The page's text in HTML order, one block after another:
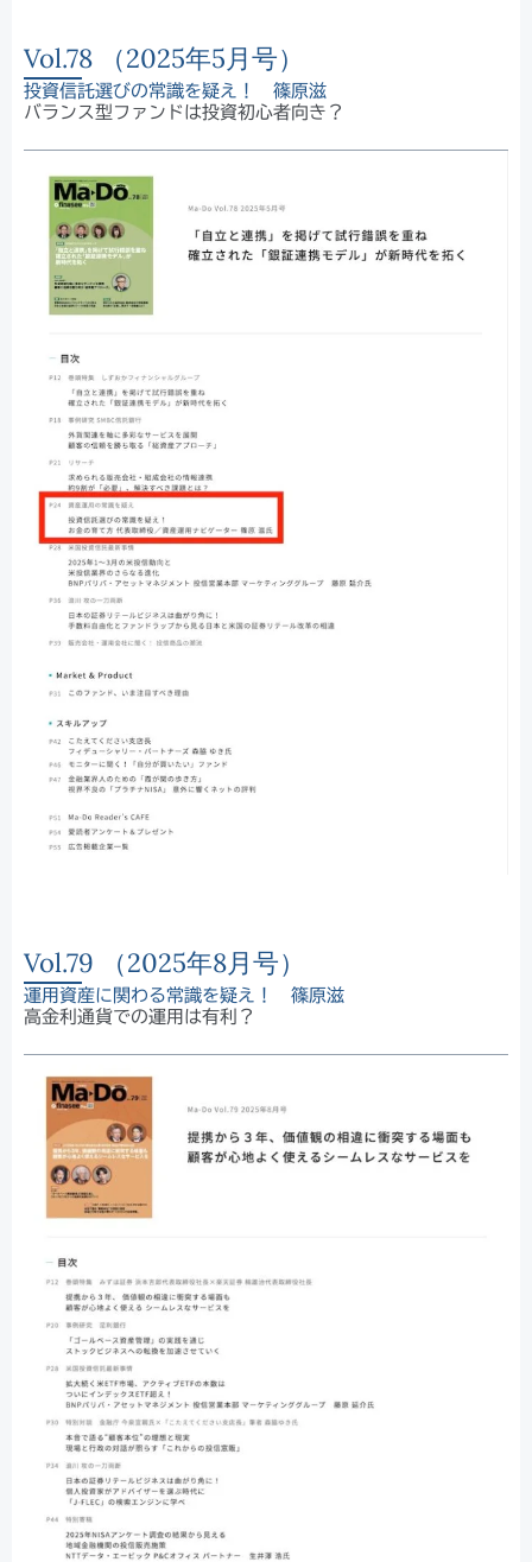
Vol.78 （2025年5月号）
投資信託選びの常識を疑え！ 篠原滋
バランス型ファンドは投資初心者向き？
Vol.79 （2025年8月号）
運用資産に関わる常識を疑え！ 篠原滋
高金利通貨での運用は有利？